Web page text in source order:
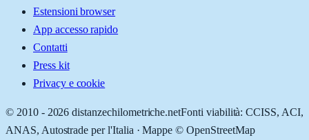
Estensioni browser
App accesso rapido
Contatti
Press kit
Privacy e cookie
© 2010 - 2026 distanzechilometriche.netFonti viabilità: CCISS, ACI,
ANAS, Autostrade per l'Italia · Mappe © OpenStreetMap